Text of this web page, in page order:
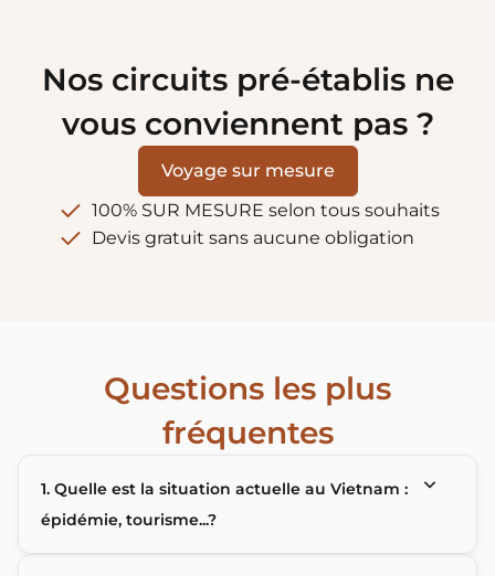
Nos circuits pré-établis ne
vous conviennent pas ?
Voyage sur mesure
100% SUR MESURE selon tous souhaits
Devis gratuit sans aucune obligation
Questions les plus
fréquentes
1. Quelle est la situation actuelle au Vietnam :
épidémie, tourisme...?